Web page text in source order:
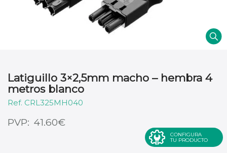
Latiguillo 3×2,5mm macho – hembra 4
metros blanco
41.60€
CRL325MH040
CONFIGURA
TU PRODUCTO